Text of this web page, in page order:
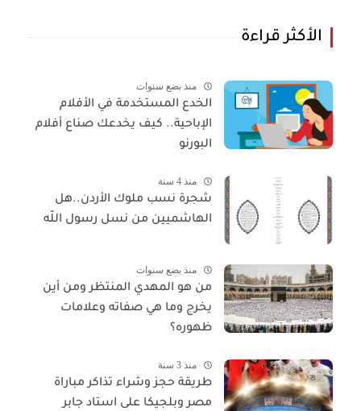
الأكثر قراءة
منذ بضع سنوات
الخدع المستخدمة في الأفلام
الإباحية.. كيف يخدعك صناع أفلام
البورنو
منذ 4 سنة
شجرة نسب ملوك الأردن..هل
الهاشميين من نسل رسول اللّه
منذ بضع سنوات
من هو المهدي المنتظر ومن أين
يخرج وما هي صفاته وعلامات
ظهوره؟
منذ 3 سنة
طريقة حجز وشراء تذاكر مباراة
مصر وبلجيكا على استاد جابر